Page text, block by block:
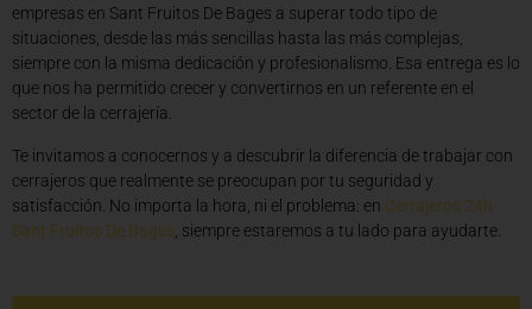
empresas en Sant Fruitos De Bages a superar todo tipo de
situaciones, desde las más sencillas hasta las más complejas,
siempre con la misma dedicación y profesionalismo. Esa entrega es lo
que nos ha permitido crecer y convertirnos en un referente en el
sector de la cerrajería.
Te invitamos a conocernos y a descubrir la diferencia de trabajar con
cerrajeros que realmente se preocupan por tu seguridad y
satisfacción. No importa la hora, ni el problema: en Cerrajeros 24h
Sant Fruitos De Bages , siempre estaremos a tu lado para ayudarte.